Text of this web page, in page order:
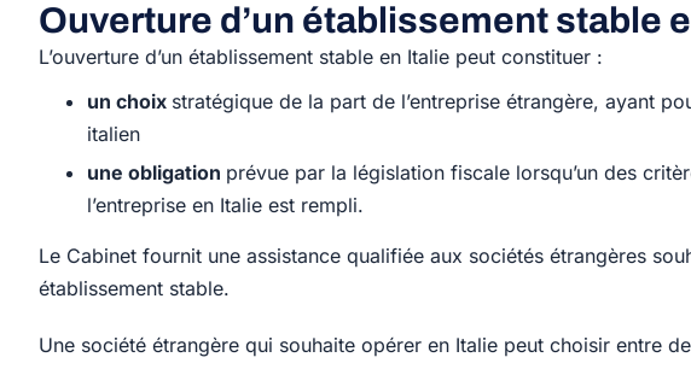
Ouverture d’un établissement stable
L’ouverture d’un établissement stable en Italie peut constituer :
un choix stratégique de la part de l’entreprise étrangère, ayant
italien
une obligation prévue par la législation fiscale lorsqu’un des
l’entreprise en Italie est rempli.
Le Cabinet fournit une assistance qualifiée aux sociétés étrangères
établissement stable.
Une société étrangère qui souhaite opérer en Italie peut choisir entre